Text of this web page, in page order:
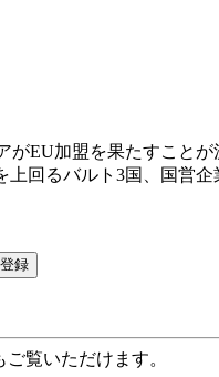
がEU加盟を果たすこと
上回るバルト3国、国営
覧いただけます。